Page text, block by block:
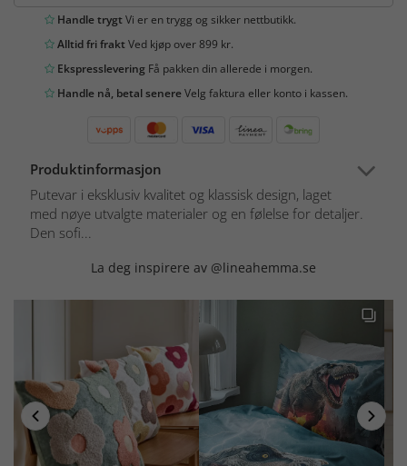
Handle trygtVi er en trygg og sikker nettbutikk.
Alltid fri fraktVed kjøp over 899 kr.
Ekspresslevering Få pakken din allerede i morgen.
Handle nå, betal senereVelg faktura eller konto i kassen.
Produktinformasjon
Putevar i eksklusiv kvalitet og klassisk design, laget
med nøye utvalgte materialer og en følelse for detaljer.
Den sofi...
La deg inspirere av @lineahemma.se